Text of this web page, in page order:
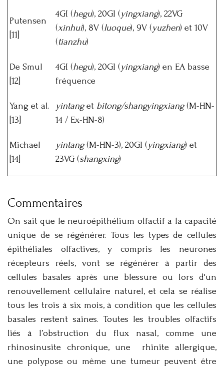
Putensen
[11]
4GI (hegu), 20GI (yingxiang), 22VG
(xinhui), 8V (luoque), 9V (yuzhen) et 10V
(tianzhu)
De Smul
[12]
4GI (hegu), 20GI (yingxiang) en EA basse
fréquence
Yang et al.
[13]
yintanget bitong/shangyingxiang(M-HN-
14 / Ex-HN-8)
Michael
[14]
yintang(M-HN-3), 20GI (yingxiang) et
23VG (shangxing)
Commentaires
On sait que le neuroépithélium olfactif a la capacité
unique de se régénérer. Tous les types de cellules
épithéliales olfactives, y compris les neurones
récepteurs réels, vont se régénérer à partir des
cellules basales après une blessure ou lors d'un
renouvellement cellulaire naturel, et cela se réalise
tous les trois à six mois, à condition que les cellules
basales restent saines. Toutes les troubles olfactifs
liés à l’obstruction du flux nasal, comme une
rhinosinusite chronique, une rhinite allergique,
une polypose ou même une tumeur peuvent être